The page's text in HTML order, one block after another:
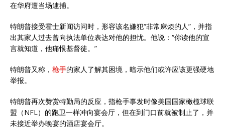
在华府遭当场逮捕。
特朗普接受霍士新闻访问时，形容该名嫌犯“非常麻烦的人”，并指
出其家人过去曾向执法单位表达对他的担忧。他说：“你读他的宣
言就知道，他痛恨基督徒。”
特朗普又称， 枪手的家人了解其困境，暗示他们或许应该更强硬地
举报。
特朗普再次赞赏特勤局的反应，指枪手事发时像美国国家橄榄球联
盟（NFL）的跑卫一样冲向宴会厅，但在到门口前就被制止了，并
未接近举办晚宴的酒店宴会厅。